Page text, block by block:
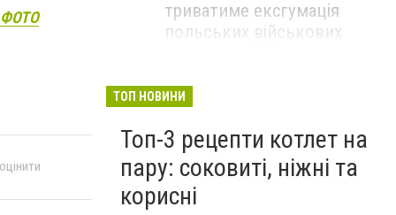
ФОТО
триватиме ексгумація
польських військових
ТОП НОВИНИ
Топ-3 рецепти котлет на
пару: соковиті, ніжні та
корисні